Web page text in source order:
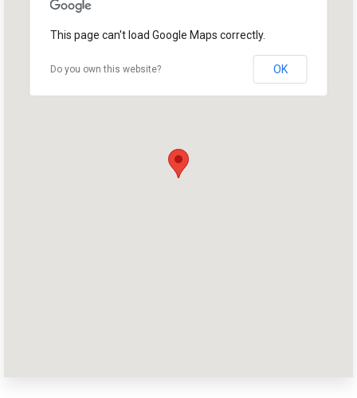
This page can't load Google Maps correctly.
Do you own this website? OK